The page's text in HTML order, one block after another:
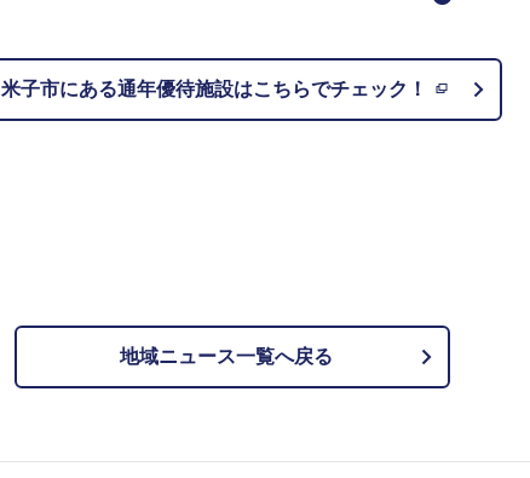
米子市にある通年優待施設はこちらでチェック！
地域ニュース一覧へ戻る